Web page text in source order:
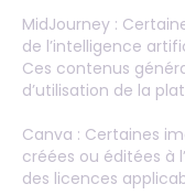
MidJourney :
de l’intelligence
Ces contenus
d’utilisation de la
Canva : Certaines
créées ou éditées à
des licences